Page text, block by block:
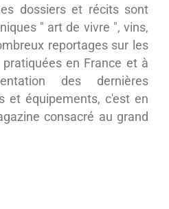
dossiers et récits sont
" art de vivre ", vins,
reportages sur les
en France et à
des dernières
et équipements, c'est en
consacré au grand